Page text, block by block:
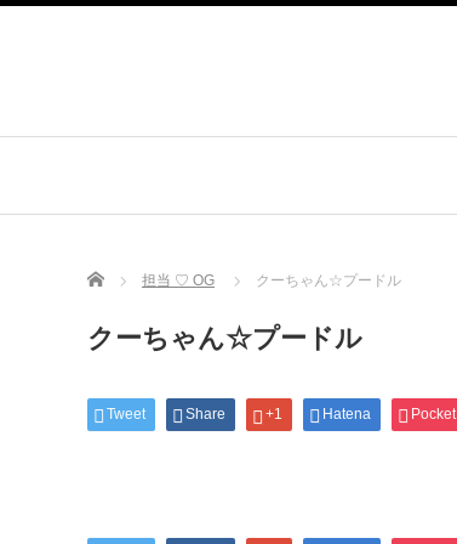
Home 担当 ♡ OG クーちゃん☆プードル
クーちゃん☆プードル
Tweet Share +1 Hatena Pocket